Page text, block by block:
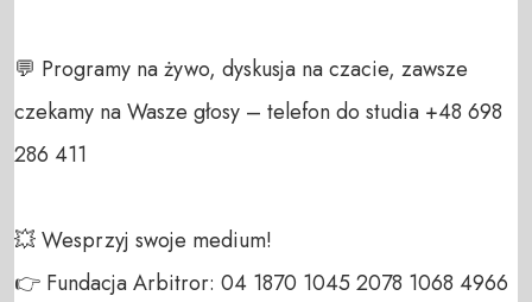
💬 Programy na żywo, dyskusja na czacie, zawsze
czekamy na Wasze głosy – telefon do studia +48 698
286 411
💥 Wesprzyj swoje medium!
👉 Fundacja Arbitror: 04 1870 1045 2078 1068 4966